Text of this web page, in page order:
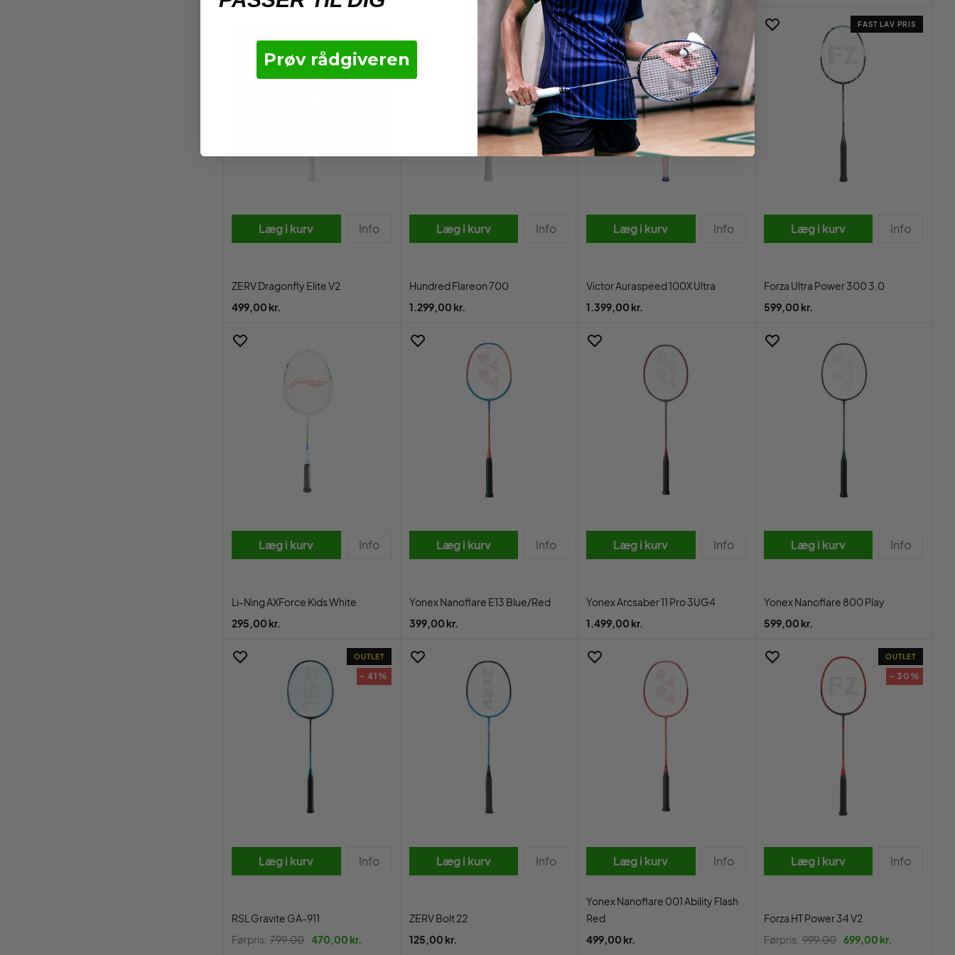
Læg i kurv Info
ZERV Dragonfly Elite V2
499,00 kr.
Læg i kurv Info
Hundred Flareon 700
1.299,00 kr.
Læg i kurv Info
Victor Auraspeed 100X Ultra
1.399,00 kr.
FAST LAV PRIS
Læg i kurv Info
Forza Ultra Power 300 3.0
599,00 kr.
Læg i kurv Info
Li-Ning AXForce Kids White
295,00 kr.
Læg i kurv Info
Yonex Nanoflare E13 Blue/Red
399,00 kr.
Læg i kurv Info
Yonex Arcsaber 11 Pro 3UG4
1.499,00 kr.
Læg i kurv Info
Yonex Nanoflare 800 Play
599,00 kr.
OUTLET
- 41%
Læg i kurv Info
RSL Gravite GA-911
Førpris: 799,00 470,00 kr.
Læg i kurv Info
ZERV Bolt 22
125,00 kr.
Læg i kurv Info
Yonex Nanoflare 001 Ability Flash
Red
499,00 kr.
OUTLET
- 30%
Læg i kurv Info
Forza HT Power 34 V2
Førpris: 999,00 699,00 kr.
Prøv rådgiveren